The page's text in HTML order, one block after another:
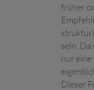
früher
sein.
nur eine
Dieser
Die Cookie-Erklärung
aktualisiert:
Notwendige Cookies
machen, indem sie
Zugriff auf sichere
Webseite kann ohne